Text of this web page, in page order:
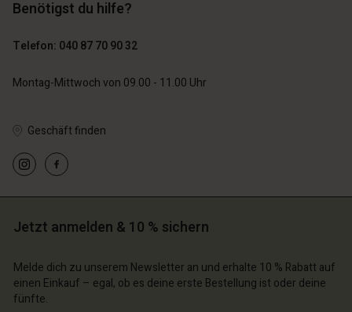
Benötigst du hilfe?
Telefon: 040 87 70 90 32
Montag-Mittwoch von 09.00 - 11.00 Uhr
Geschäft finden
Jetzt anmelden & 10 % sichern
Melde dich zu unserem Newsletter an und erhalte 10 % Rabatt auf
einen Einkauf – egal, ob es deine erste Bestellung ist oder deine
fünfte.